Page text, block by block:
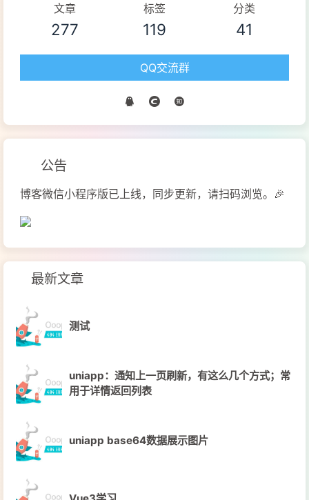
文章
277
标签
119
分类
41
QQ交流群
公告
博客微信小程序版已上线，同步更新，请扫码浏览。🎉
最新文章
测试
uniapp：通知上一页刷新，有这么几个方式；常
用于详情返回列表
uniapp base64数据展示图片